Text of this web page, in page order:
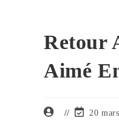
Retour
Aimé
20